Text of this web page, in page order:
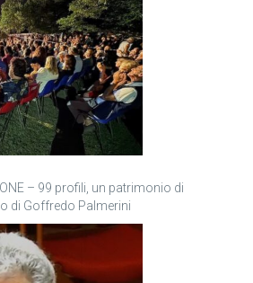
– 99 profili, un patrimonio di
di Goffredo Palmerini